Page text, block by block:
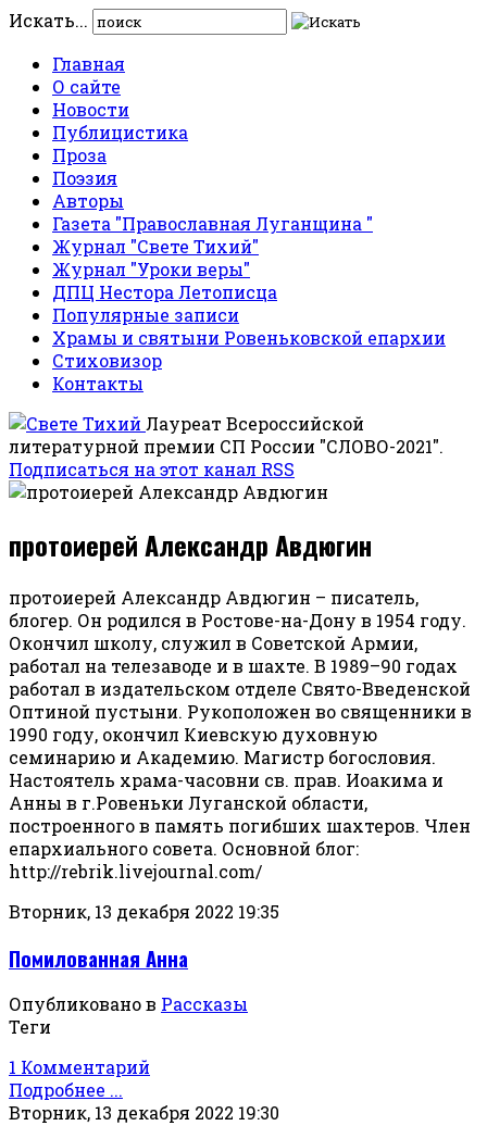
Искать...
Главная
О сайте
Новости
Публицистика
Проза
Поэзия
Авторы
Газета "Православная Луганщина "
Журнал "Свете Тихий"
Журнал "Уроки веры"
ДПЦ Нестора Летописца
Популярные записи
Храмы и святыни Ровеньковской епархии
Стиховизор
Контакты
Лауреат Всероссийской
литературной премии СП России "СЛОВО-2021".
Подписаться на этот канал RSS
протоиерей Александр Авдюгин
протоиерей Александр Авдюгин – писатель,
блогер. Он родился в Ростове-на-Дону в 1954 году.
Окончил школу, служил в Советской Армии,
работал на телезаводе и в шахте. В 1989–90 годах
работал в издательском отделе Свято-Введенской
Оптиной пустыни. Рукоположен во священники в
1990 году, окончил Киевскую духовную
семинарию и Академию. Магистр богословия.
Настоятель храма-часовни св. прав. Иоакима и
Анны в г.Ровеньки Луганской области,
построенного в память погибших шахтеров. Член
епархиального совета. Основной блог:
http://rebrik.livejournal.com/
Вторник, 13 декабря 2022 19:35
Помилованная Анна
Опубликовано в Рассказы
Теги
1 Комментарий
Подробнее ...
Вторник, 13 декабря 2022 19:30